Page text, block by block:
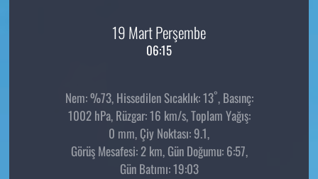
19 Mart Perşembe
06:15
Nem: %73, Hissedilen Sıcaklık: 13°, Basınç:
1002 hPa, Rüzgar: 16 km/s, Toplam Yağış:
0 mm, Çiy Noktası: 9.1,
Görüş Mesafesi: 2 km, Gün Doğumu: 6:57,
Gün Batımı: 19:03